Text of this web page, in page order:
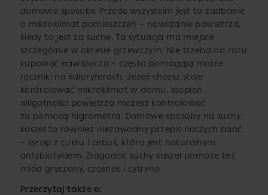
domowe sposoby. Przede wszystkim jest to zadbanie
o mikroklimat pomieszczeń – nawilżanie powietrza,
kiedy to jest za suche. Ta sytuacja ma miejsce
szczególnie w okresie grzewczym. Nie trzeba od razu
kupować nawilżacza – często pomagają mokre
ręczniki na kaloryferach. Jeżeli chcesz stale
kontrolować mikroklimat w domu, stopień
wilgotności powietrza możesz kontrolować
za pomocą higrometra. Domowe sposoby na suchy
kaszel to również niezawodny przepis naszych babć
– syrop z cukru i cebuli, która jest naturalnym
antybiotykiem. Złagodzić suchy kaszel pomoże też
miód gryczany, czosnek i cytryna.
Przeczytaj także o: